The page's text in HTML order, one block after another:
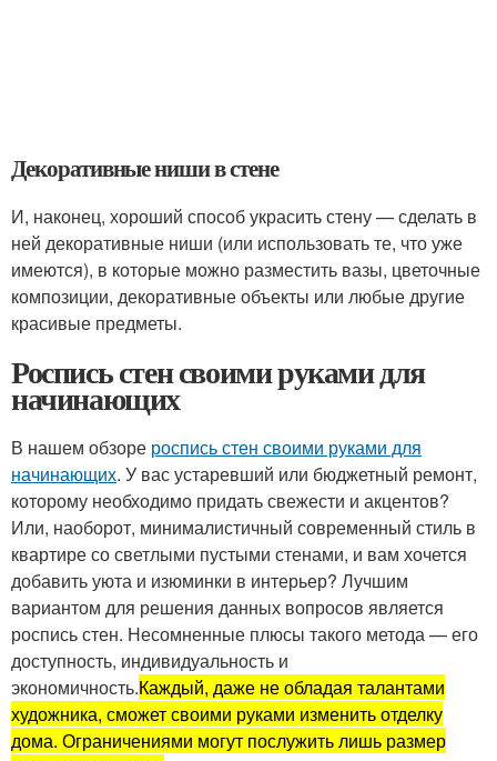
Декоративные ниши в стене
И, наконец, хороший способ украсить стену — сделать в
ней декоративные ниши (или использовать те, что уже
имеются), в которые можно разместить вазы, цветочные
композиции, декоративные объекты или любые другие
красивые предметы.
Роспись стен своими руками для
начинающих
В нашем обзоре роспись стен своими руками для
начинающих. У вас устаревший или бюджетный ремонт,
которому необходимо придать свежести и акцентов?
Или, наоборот, минималистичный современный стиль в
квартире со светлыми пустыми стенами, и вам хочется
добавить уюта и изюминки в интерьер? Лучшим
вариантом для решения данных вопросов является
роспись стен. Несомненные плюсы такого метода — его
доступность, индивидуальность и
экономичность.Каждый, даже не обладая талантами
художника, сможет своими руками изменить отделку
дома. Ограничениями могут послужить лишь размер